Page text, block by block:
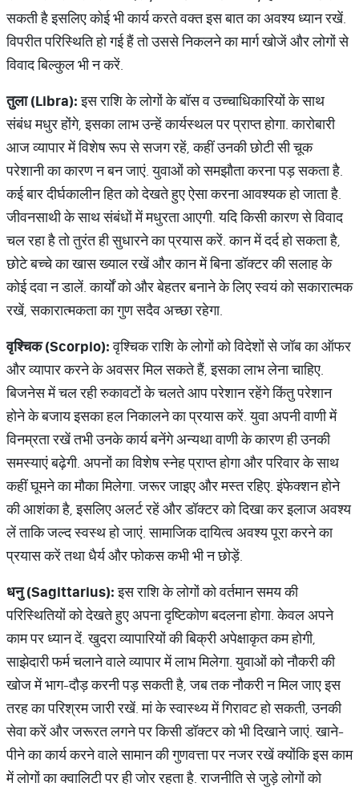
सकती है इसलिए कोई भी कार्य करते वक्त इस बात का अवश्य ध्यान रखें.
विपरीत परिस्थिति हो गई हैं तो उससे निकलने का मार्ग खोजें और लोगों से
विवाद बिल्कुल भी न करें.
तुला (Libra):इस राशि के लोगों के बॉस व उच्चाधिकारियों के साथ
संबंध मधुर होंगे, इसका लाभ उन्हें कार्यस्थल पर प्राप्त होगा. कारोबारी
आज व्यापार में विशेष रूप से सजग रहें, कहीं उनकी छोटी सी चूक
परेशानी का कारण न बन जाएं. युवाओं को समझौता करना पड़ सकता है.
कई बार दीर्घकालीन हित को देखते हुए ऐसा करना आवश्यक हो जाता है.
जीवनसाथी के साथ संबंधों में मधुरता आएगी. यदि किसी कारण से विवाद
चल रहा है तो तुरंत ही सुधारने का प्रयास करें. कान में दर्द हो सकता है,
छोटे बच्चे का खास ख्याल रखें और कान में बिना डॉक्टर की सलाह के
कोई दवा न डालें. कार्यों को और बेहतर बनाने के लिए स्वयं को सकारात्मक
रखें, सकारात्मकता का गुण सदैव अच्छा रहेगा.
वृश्चिक (Scorpio):वृश्चिक राशि के लोगों को विदेशों से जॉब का ऑफर
और व्यापार करने के अवसर मिल सकते हैं, इसका लाभ लेना चाहिए.
बिजनेस में चल रही रुकावटों के चलते आप परेशान रहेंगे किंतु परेशान
होने के बजाय इसका हल निकालने का प्रयास करें. युवा अपनी वाणी में
विनम्रता रखें तभी उनके कार्य बनेंगे अन्यथा वाणी के कारण ही उनकी
समस्याएं बढ़ेगी. अपनों का विशेष स्नेह प्राप्त होगा और परिवार के साथ
कहीं घूमने का मौका मिलेगा. जरूर जाइए और मस्त रहिए. इंफेक्शन होने
की आशंका है, इसलिए अलर्ट रहें और डॉक्टर को दिखा कर इलाज अवश्य
लें ताकि जल्द स्वस्थ हो जाएं. सामाजिक दायित्व अवश्य पूरा करने का
प्रयास करें तथा धैर्य और फोकस कभी भी न छोड़ें.
धनु (Sagittarius):इस राशि के लोगों को वर्तमान समय की
परिस्थितियों को देखते हुए अपना दृष्टिकोण बदलना होगा. केवल अपने
काम पर ध्यान दें. खुदरा व्यापारियों की बिक्री अपेक्षाकृत कम होगी,
साझेदारी फर्म चलाने वाले व्यापार में लाभ मिलेगा. युवाओं को नौकरी की
खोज में भाग-दौड़ करनी पड़ सकती है, जब तक नौकरी न मिल जाए इस
तरह का परिश्रम जारी रखें. मां के स्वास्थ्य में गिरावट हो सकती, उनकी
सेवा करें और जरूरत लगने पर किसी डॉक्टर को भी दिखाने जाएं. खाने-
पीने का कार्य करने वाले सामान की गुणवत्ता पर नजर रखें क्योंकि इस काम
में लोगों का क्वालिटी पर ही जोर रहता है. राजनीति से जुड़े लोगों को